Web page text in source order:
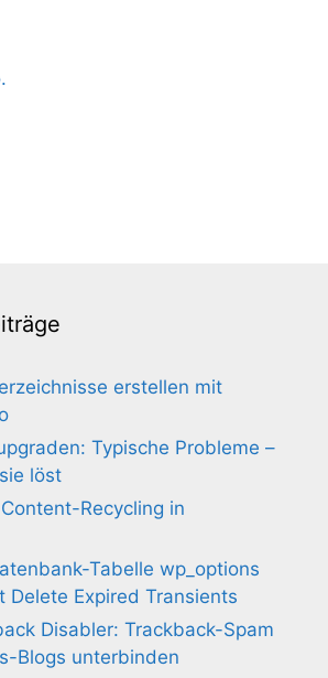
erstellen mit
Typische Probleme –
löst
Recycling in
Tabelle wp_options
Delete Expired Transients
Disabler: Trackback-Spam
Blogs unterbinden